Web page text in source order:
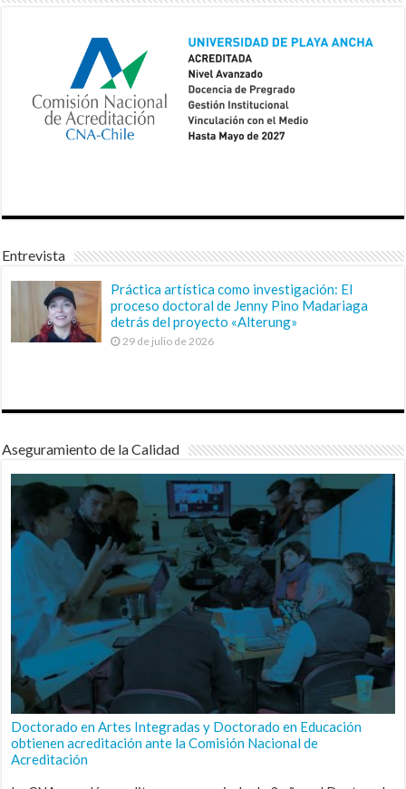
Entrevista
Práctica artística como investigación: El
proceso doctoral de Jenny Pino Madariaga
detrás del proyecto «Alterung»
29 de julio de 2026
Aseguramiento de la Calidad
Doctorado en Artes Integradas y Doctorado en Educación
obtienen acreditación ante la Comisión Nacional de
Acreditación